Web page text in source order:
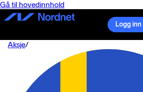
Gå til hovedinnhold
Logg inn
Aksje/